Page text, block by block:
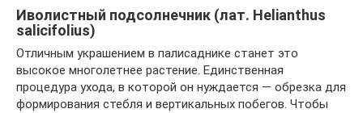
Иволистный подсолнечник (лат. Helianthus
salicifolius)
Отличным украшением в палисаднике станет это
высокое многолетнее растение. Единственная
процедура ухода, в которой он нуждается — обрезка для
формирования стебля и вертикальных побегов. Чтобы